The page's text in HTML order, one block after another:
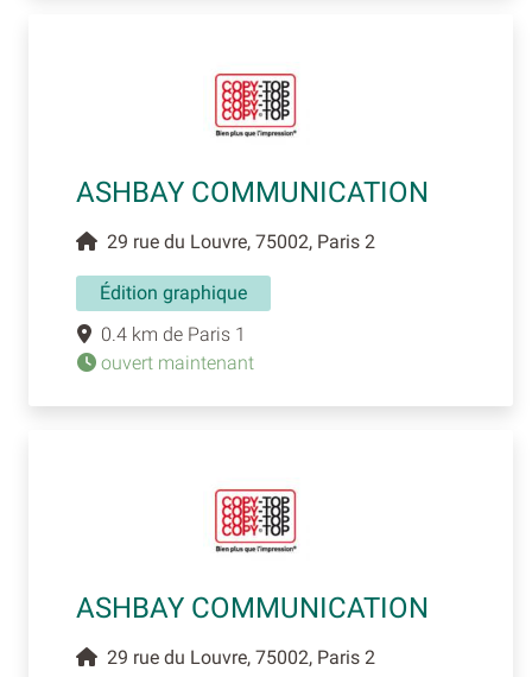
ASHBAY COMMUNICATION
29 rue du Louvre, 75002, Paris 2
Édition graphique
0.4 km de Paris 1
ouvert maintenant
ASHBAY COMMUNICATION
29 rue du Louvre, 75002, Paris 2